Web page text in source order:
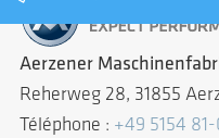
Aerzener
Reherweg 28, 31855
Téléphone : +49 5154